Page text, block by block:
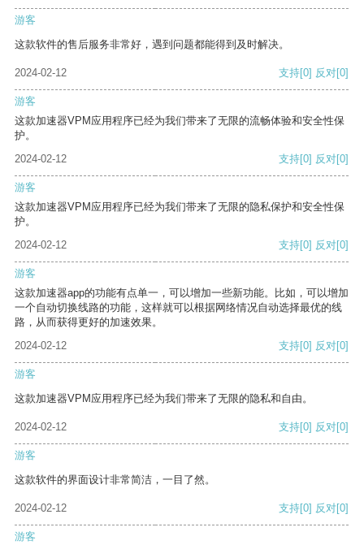
游客
这款软件的售后服务非常好，遇到问题都能得到及时解决。
2024-02-12 支持[0] 反对[0]
游客
这款加速器VPM应用程序已经为我们带来了无限的流畅体验和安全性保
护。
2024-02-12
支持[0] 反对[0]
游客
这款加速器VPM应用程序已经为我们带来了无限的隐私保护和安全性保
护。
2024-02-12
支持[0] 反对[0]
游客
这款加速器app的功能有点单一，可以增加一些新功能。比如，可以增加
一个自动切换线路的功能，这样就可以根据网络情况自动选择最优的线
路，从而获得更好的加速效果。
2024-02-12
支持[0] 反对[0]
游客
这款加速器VPM应用程序已经为我们带来了无限的隐私和自由。
2024-02-12 支持[0] 反对[0]
游客
这款软件的界面设计非常简洁，一目了然。
2024-02-12 支持[0] 反对[0]
游客